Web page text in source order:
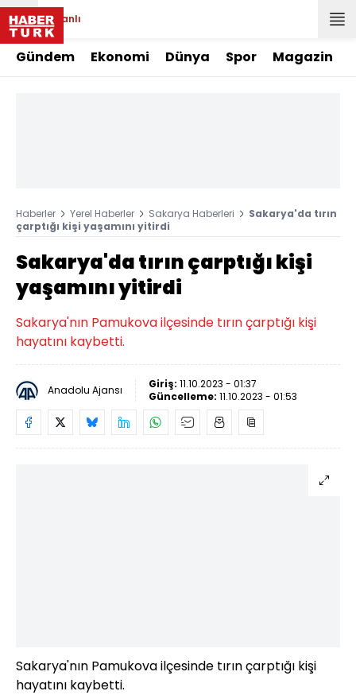
Canlı
Gündem Ekonomi Dünya Spor Magazin
Haberler Yerel Haberler Sakarya Haberleri
Sakarya'da tırın
çarptığı kişi yaşamını yitirdi
Sakarya'da tırın çarptığı kişi
yaşamını yitirdi
Sakarya'nın Pamukova ilçesinde tırın çarptığı kişi
hayatını kaybetti.
Anadolu Ajansı Giriş: 11.10.2023 - 01:37
Güncelleme: 11.10.2023 - 01:53
Sakarya'nın Pamukova ilçesinde tırın çarptığı kişi
hayatını kaybetti.